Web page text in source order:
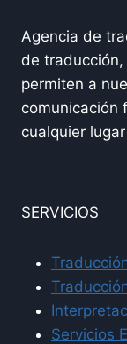
Agencia de
de
permiten a
comunicación
cualquier
SERVICIOS
Servicios